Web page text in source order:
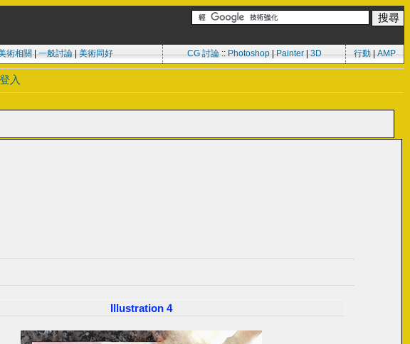
術相關 一般討論| 美術同好 CG 討論:: Photoshop| Painter| 3D 行動 AMP
登入
Illustration 4